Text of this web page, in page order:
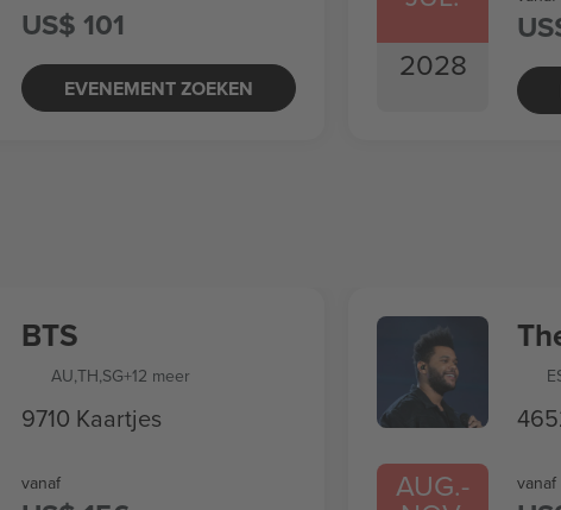
US$ 101
EVENEMENT ZOEKEN
2028
BTS
AU,TH,SG+12 meer
9710 Kaartjes
vanaf AUG.- vanaf